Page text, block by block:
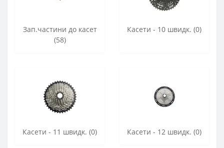
Зап.частини до касет
(58)
Касети - 10 швидк. (0)
Касети - 11 швидк. (0) Касети - 12 швидк. (0)